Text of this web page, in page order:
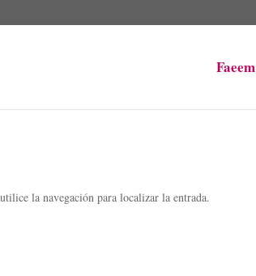
Faeem
la navegación para localizar la entrada.